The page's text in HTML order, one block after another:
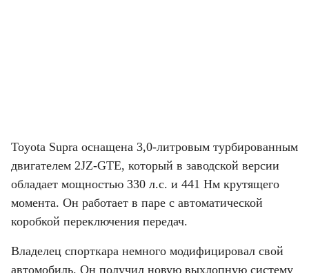
Toyota Supra оснащена 3,0-литровым турбированным
двигателем 2JZ-GTE, который в заводской версии
обладает мощностью 330 л.с. и 441 Нм крутящего
момента. Он работает в паре с автоматической
коробкой переключения передач.
Владелец спорткара немного модифицировал свой
автомобиль. Он получил новую выхлопную систему